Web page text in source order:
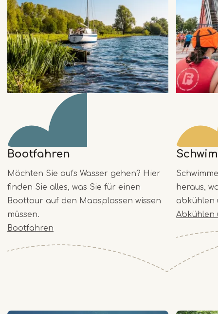
Bootfahren
Möchten Sie aufs Wasser gehen? Hier
finden Sie alles, was Sie für einen
Boottour auf den Maasplassen wissen
müssen.
Bootfahren
heraus,
abkühlen
Abkühlen